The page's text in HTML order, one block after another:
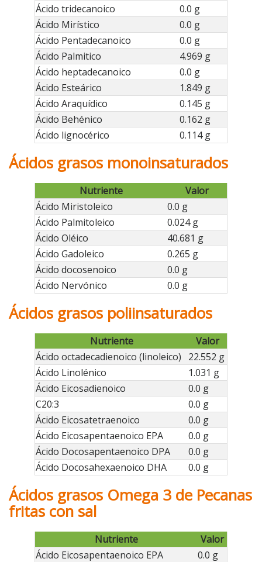
Ácido tridecanoico
0.0 g
Ácido Mirístico
0.0 g
Ácido Pentadecanoico
0.0 g
Ácido Palmitico
4.969 g
Ácido heptadecanoico
0.0 g
Ácido Esteárico
1.849 g
Ácido Araquídico
0.145 g
Ácido Behénico
0.162 g
Ácido lignocérico
0.114 g
Ácidos grasos monoinsaturados
Nutriente
Valor
Ácido Miristoleico
0.0 g
Ácido Palmitoleico
0.024 g
Ácido Oléico
40.681 g
Ácido Gadoleico
0.265 g
Ácido docosenoico
0.0 g
Ácido Nervónico
0.0 g
Ácidos grasos poliinsaturados
Nutriente
Valor
Ácido octadecadienoico (linoleico)
22.552 g
Ácido Linolénico
1.031 g
Ácido Eicosadienoico
0.0 g
C20:3
0.0 g
Ácido Eicosatetraenoico
0.0 g
Ácido Eicosapentaenoico EPA
0.0 g
Ácido Docosapentaenoico DPA
0.0 g
Ácido Docosahexaenoico DHA
0.0 g
Ácidos grasos Omega 3 de Pecanas
fritas con sal
Nutriente
Valor
Ácido Eicosapentaenoico EPA
0.0 g